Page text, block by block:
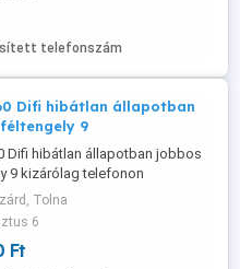
telefonszám
Difi hibátlan állapotban
9
Difi hibátlan állapotban jobbos
9 kizárólag telefonon
Tolna
6
Ft